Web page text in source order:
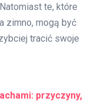
te, które
zimno, mogą być
tracić swoje
przyczyny,